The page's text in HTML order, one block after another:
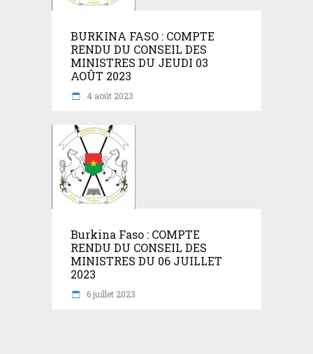
BURKINA FASO : COMPTE
RENDU DU CONSEIL DES
MINISTRES DU JEUDI 03
AOÛT 2023
4 août 2023
Burkina Faso : COMPTE
RENDU DU CONSEIL DES
MINISTRES DU 06 JUILLET
2023
6 juillet 2023